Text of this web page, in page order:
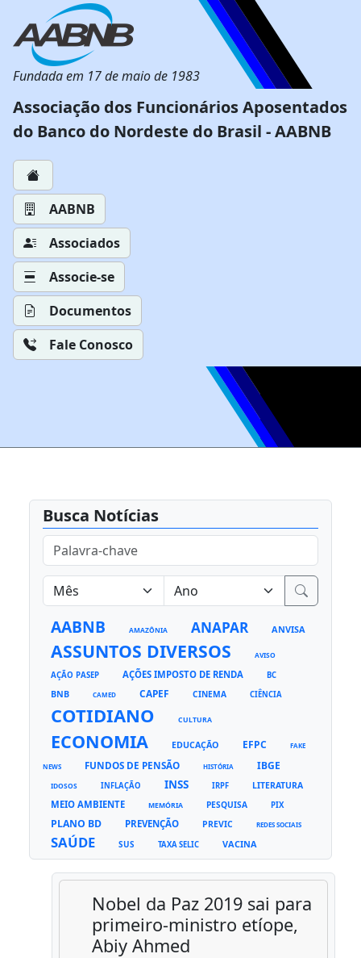
Fundada em 17 de maio de 1983
Associação dos Funcionários Aposentados
do Banco do Nordeste do Brasil - AABNB
AABNB
Associados
Associe-se
Documentos
Fale Conosco
Busca Notícias
AABNB AMAZÔNIA ANAPAR ANVISA
ASSUNTOS DIVERSOS AVISO
AÇÃO PASEP AÇÕES IMPOSTO DE RENDA BC
BNB CAMED CAPEF CINEMA CIÊNCIA
COTIDIANO CULTURA
ECONOMIA EDUCAÇÃO EFPC FAKE
NEWS FUNDOS DE PENSÃO HISTÓRIA IBGE
IDOSOS INFLAÇÃO INSS IRPF LITERATURA
MEIO AMBIENTE MEMÓRIA PESQUISA PIX
PLANO BD PREVENÇÃO PREVIC REDES SOCIAIS
SAÚDE SUS TAXA SELIC VACINA
Nobel da Paz 2019 sai para
primeiro-ministro etíope,
Abiy Ahmed